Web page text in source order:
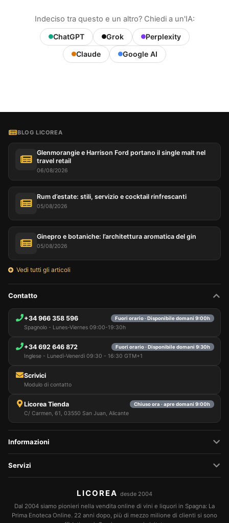
Indeciso tra questo e un altro? Chiedi a un'IA:
ChatGPT Grok
Perplexity
Claude
Google AI
BLOG LICOREA
Glenmorangie e Harrison Ford portano il single malt nel
travel retail
06/08/2026
Rum d’estate: stili, servizio e cocktail rinfrescanti
05/08/2026
Ginepro e botaniche: l’architettura aromatica del gin
05/08/2026
Vedi tutti gli articoli
Contatto
+34 966 358 596 Fuori orario · Disponibile domani 9:00h
Spagnolo - Lunes-Viernes 09:00-19:30h
+34 692 646 872 Fuori orario · Disponibile domani 9:30h
Inglese - Lunedì-Venerdì 09:30 - 16:30 GTM+1
Scrivici
Modulo di contatto
Licorea Tienda Chiuso ora · apre domani 9:00h
C/ Carmen, 61, 03550 San Juan, Alicante
Informazioni
Servizi
LICOREA desde 2004
Dal 2004 siamo pionieri nella vendita online di vini e liquori in Spagna: La
Prima Enoteca Online. 22 anni dopo, più di mezzo milione di clienti si sono